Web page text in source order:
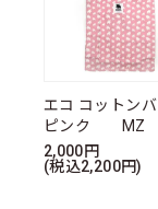
エコ コットン
ピンク MZ
2,000円
(税込2,200円)